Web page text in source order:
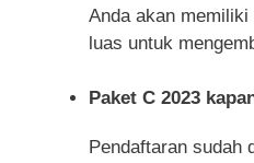
Anda akan
luas untuk
Paket C 2023
Pendaftaran sudah